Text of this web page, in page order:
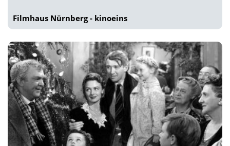
Filmhaus Nürnberg - kinoeins